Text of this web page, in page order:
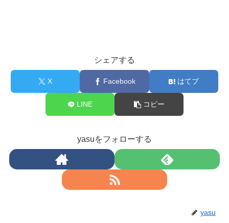
シェアする
X Facebook はてブ
LINE コピー
yasuをフォローする
yasu